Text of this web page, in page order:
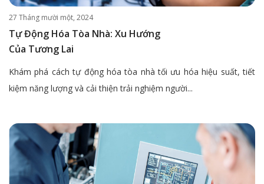
27 Tháng mười một, 2024
Tự Động Hóa Tòa Nhà: Xu Hướng
Của Tương Lai
Khám phá cách tự động hóa tòa nhà tối ưu hóa hiệu suất, tiết
kiệm năng lượng và cải thiện trải nghiệm người...